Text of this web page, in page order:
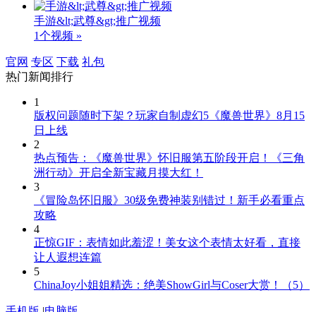
手游&lt;武尊&gt;推广视频
1个视频 »
官网 专区 下载 礼包
热门新闻排行
1
版权问题随时下架？玩家自制虚幻5《魔兽世界》8月15
日上线
2
热点预告：《魔兽世界》怀旧服第五阶段开启！《三角
洲行动》开启全新宝藏月摸大红！
3
《冒险岛怀旧服》30级免费神装别错过！新手必看重点
攻略
4
正惊GIF：表情如此羞涩！美女这个表情太好看，直接
让人遐想连篇
5
ChinaJoy小姐姐精选：绝美ShowGirl与Coser大赏！（5）